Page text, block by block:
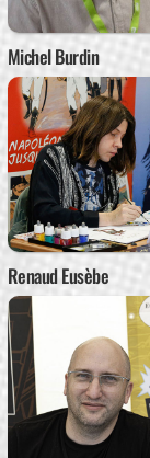
Michel Burdin
Renaud Eusèbe